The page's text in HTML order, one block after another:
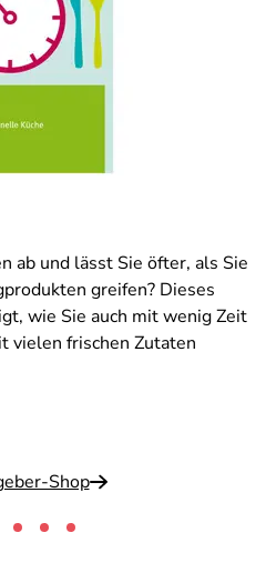
ab und lässt Sie öfter, als Sie
greifen? Dieses
wie Sie auch mit wenig Zeit
vielen frischen Zutaten
Shop